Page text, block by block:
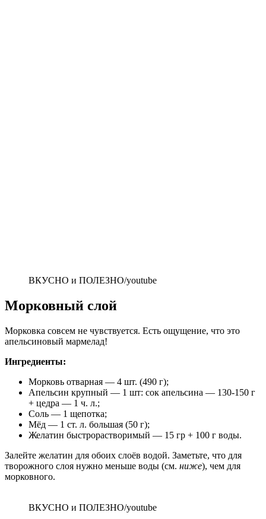
ВКУСНО и ПОЛЕЗНО/youtube
Морковный слой
Морковка совсем не чувствуется. Есть ощущение, что это
апельсиновый мармелад!
Ингредиенты:
Морковь отварная — 4 шт. (490 г);
Апельсин крупный — 1 шт: сок апельсина — 130-150 г
+ цедра — 1 ч. л.;
Соль — 1 щепотка;
Мёд — 1 ст. л. большая (50 г);
Желатин быстрорастворимый — 15 гр + 100 г воды.
Залейте желатин для обоих слоёв водой. Заметьте, что для
творожного слоя нужно меньше воды (см. ниже), чем для
морковного.
ВКУСНО и ПОЛЕЗНО/youtube